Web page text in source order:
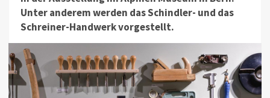
Unter anderem werden das Schindler- und das
Schreiner-Handwerk vorgestellt.